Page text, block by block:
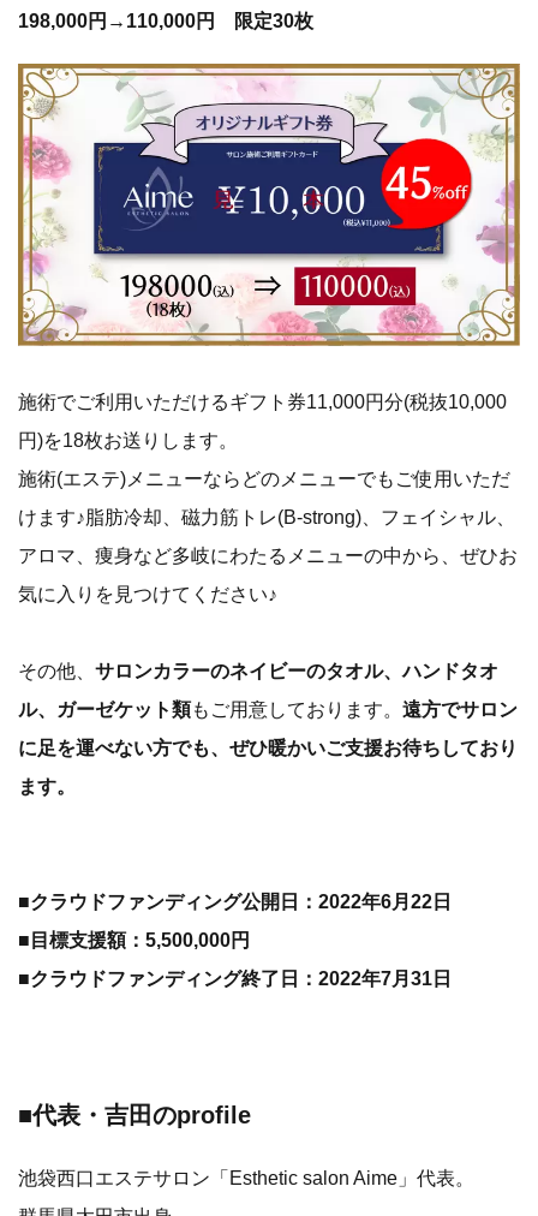
198,000円→110,000円 限定30枚
施術でご利用いただけるギフト券11,000円分(税抜10,000
円)を18枚お送りします。
施術(エステ)メニューならどのメニューでもご使用いただ
けます♪脂肪冷却、磁力筋トレ(B-strong)、フェイシャル、
アロマ、痩身など多岐にわたるメニューの中から、ぜひお
気に入りを見つけてください♪
その他、 サロンカラーのネイビーのタオル、ハンドタオ
ル、ガーゼケット類もご用意しております。 遠方でサロン
に足を運べない方でも、ぜひ暖かいご支援お待ちしており
ます。
■クラウドファンディング公開日：2022年6月22日
■目標支援額：5,500,000円
■クラウドファンディング終了日：2022年7月31日
■代表・吉田のprofile
池袋西口エステサロン「Esthetic salon Aime」代表。